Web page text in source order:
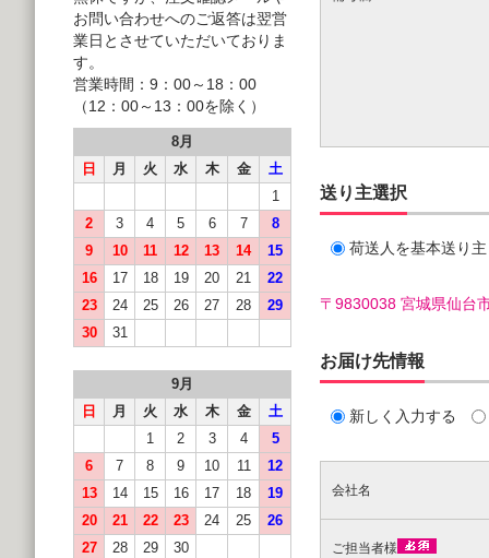
送り主選択
荷送人を基本送り
〒9830038 宮城県仙台
お届け先情報
新しく入力する
会社名
ご担当者様
お問い合わせへのご返答は翌営
業日とさせていただいておりま
す。
営業時間：9：00～18：00
（12：00～13：00を除く）
8月
日
月 火 水 木 金
土
1
2
3 4 5 6 7
8
9
10 11 12 13 14
15
16
17 18 19 20 21
22
23
24 25 26 27 28
29
30
31
9月
日
月 火 水 木 金
土
1
2 3 4
5
6
7 8 9 10 11
12
13
14 15 16 17 18
19
20
21 22 23 24 25
26
27
28 29 30